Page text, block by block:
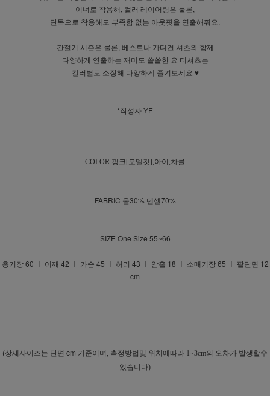
이너로 착용해, 컬러 레이어링은 물론,
단독으로 착용해도 부족함 없는 아웃핏을 연출해줘요.
간절기 시즌은 물론, 베스트나 가디건 셔츠와 함께
다양하게 연출하는 재미도 쏠쏠한 요 티셔츠는
컬러별로 소장해 다양하게 즐겨보세요 ♥
*작성자 YE
COLOR 핑크[모델컷],아이,차콜
FABRIC 울30% 텐셀70%
SIZE One Size 55~66
총기장 60 ㅣ 어깨 42 ㅣ 가슴 45 ㅣ 허리 43 ㅣ 암홀 18 ㅣ 소매기장 65 ㅣ 팔단면 12
cm
(상세사이즈는 단면 cm 기준이며 , 측정방법및 위치에따라 1~3cm의 오차가 발생할수
있습니다)